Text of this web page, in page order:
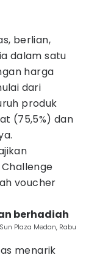
berlian,
dalam satu
harga
dari
produk
(75,5%) dan
voucher
berhadiah
Plaza Medan, Rabu
menarik